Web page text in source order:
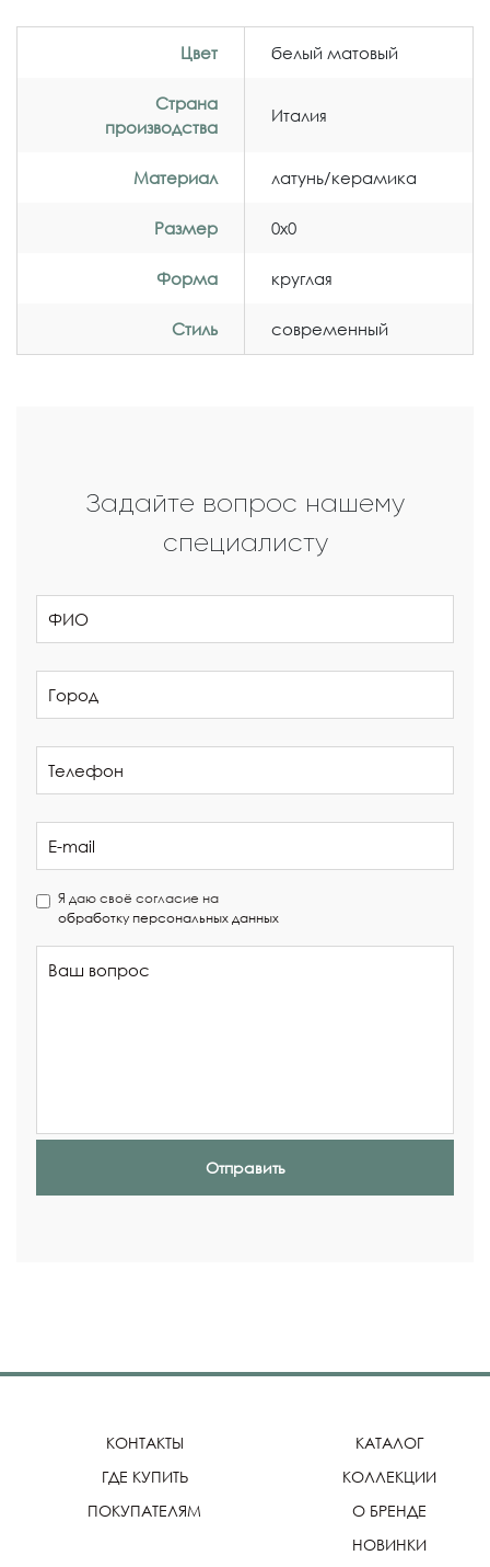
Цвет белый матовый
Страна
производства
Италия
Материал латунь/керамика
Размер 0x0
Форма круглая
Стиль современный
Задайте вопрос нашему
специалисту
Я даю своё согласие на
обработку персональных данных
Отправить
КОНТАКТЫ
ГДЕ КУПИТЬ
ПОКУПАТЕЛЯМ
КАТАЛОГ
КОЛЛЕКЦИИ
О БРЕНДЕ
НОВИНКИ